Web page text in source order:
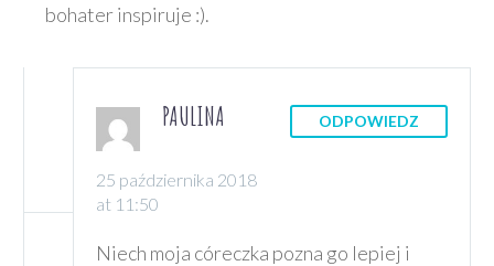
bohater inspiruje :).
PAULINA
25 października 2018
at 11:50
ODPOWIEDZ
Niech moja córeczka pozna go lepiej i